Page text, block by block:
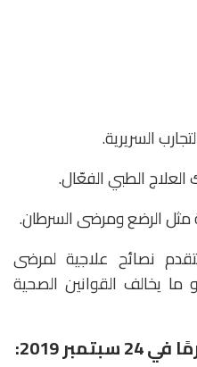
السريرية.
الطبي الفعّال.
الرضع ومرضى السرطان.
نصائح علاجية لمرضى
يخالف القوانين الصحية
2019: